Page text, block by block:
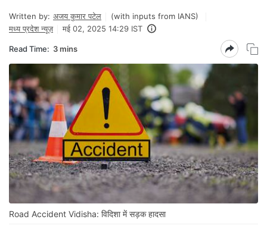
Written by: अजय कुमार पटेल
(with inputs from IANS)
मध्य प्रदेश न्यूज़
मई 02, 2025 14:29 IST
Read Time: 3 mins
Road Accident Vidisha: विदिशा में सड़क हादसा